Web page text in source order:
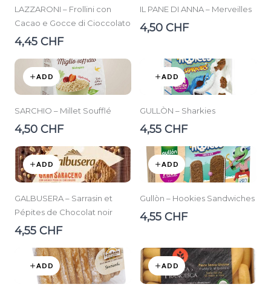
LAZZARONI – Frollini con
Cacao e Gocce di Cioccolato
4,45 CHF
IL PANE DI ANNA – Merveilles
4,50 CHF
ADD
SARCHIO – Millet Soufflé
4,50 CHF
ADD
GULLÒN – Sharkies
4,55 CHF
ADD
GALBUSERA – Sarrasin et
Pépites de Chocolat noir
4,55 CHF
ADD
Gullòn – Hookies Sandwiches
4,55 CHF
ADD ADD